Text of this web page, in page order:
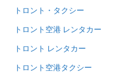
トロント・タクシー
トロント空港 レンタカー
トロント レンタカー
トロント空港タクシー